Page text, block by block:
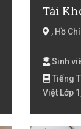
Tài
, Hồ
Sinh
Tiếng
Việt Lớp